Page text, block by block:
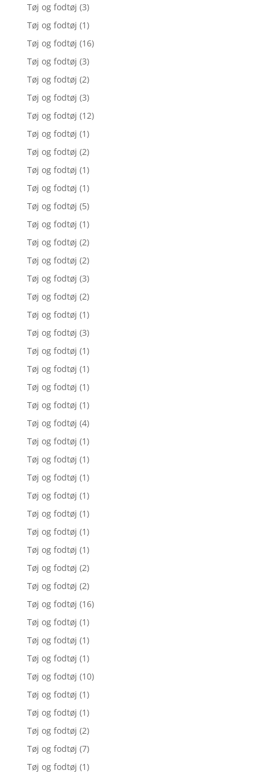
Tøj og fodtøj (3)
Tøj og fodtøj (1)
Tøj og fodtøj (16)
Tøj og fodtøj (3)
Tøj og fodtøj (2)
Tøj og fodtøj (3)
Tøj og fodtøj (12)
Tøj og fodtøj (1)
Tøj og fodtøj (2)
Tøj og fodtøj (1)
Tøj og fodtøj (1)
Tøj og fodtøj (5)
Tøj og fodtøj (1)
Tøj og fodtøj (2)
Tøj og fodtøj (2)
Tøj og fodtøj (3)
Tøj og fodtøj (2)
Tøj og fodtøj (1)
Tøj og fodtøj (3)
Tøj og fodtøj (1)
Tøj og fodtøj (1)
Tøj og fodtøj (1)
Tøj og fodtøj (1)
Tøj og fodtøj (4)
Tøj og fodtøj (1)
Tøj og fodtøj (1)
Tøj og fodtøj (1)
Tøj og fodtøj (1)
Tøj og fodtøj (1)
Tøj og fodtøj (1)
Tøj og fodtøj (1)
Tøj og fodtøj (2)
Tøj og fodtøj (2)
Tøj og fodtøj (16)
Tøj og fodtøj (1)
Tøj og fodtøj (1)
Tøj og fodtøj (1)
Tøj og fodtøj (10)
Tøj og fodtøj (1)
Tøj og fodtøj (1)
Tøj og fodtøj (2)
Tøj og fodtøj (7)
Tøj og fodtøj (1)